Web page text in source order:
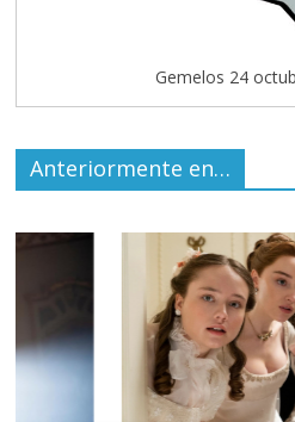
Gemelos 24
Anteriormente en…